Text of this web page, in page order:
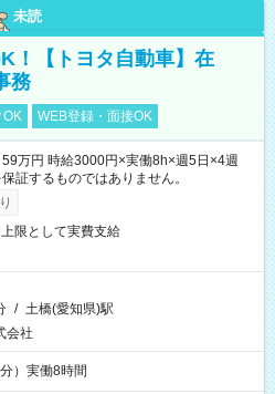
未読
！【トヨタ自動車】在
務
OK WEB登録・面接OK
万円 時給3000円×実働8h×週5日×4週
証するものではありません。
限として実費支給
/ 土橋(愛知県)駅
会社
）実働8時間